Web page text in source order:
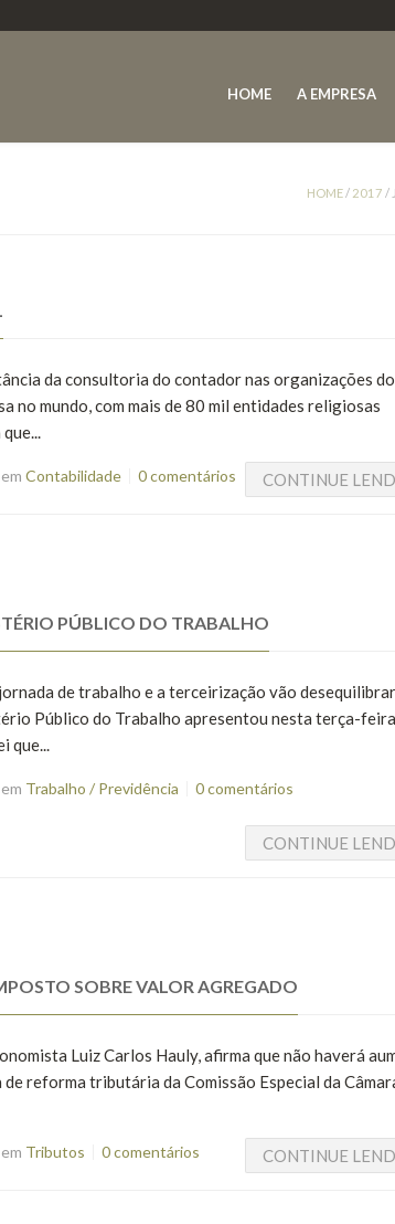
HOME A EMPRESA
HOME/ 2017 /
da consultoria do contador nas organizações do
no mundo, com mais de 80 mil entidades religiosas
em Contabilidade 0 comentários CONTINUE
PÚBLICO DO TRABALHO
de trabalho e a terceirização vão
Público do Trabalho apresentou nesta terça-
que...
em Trabalho / Previdência 0 comentários
CONTINUE
SOBRE VALOR AGREGADO
Luiz Carlos Hauly, afirma que não haverá
reforma tributária da Comissão Especial da
em Tributos 0 comentários CONTINUE